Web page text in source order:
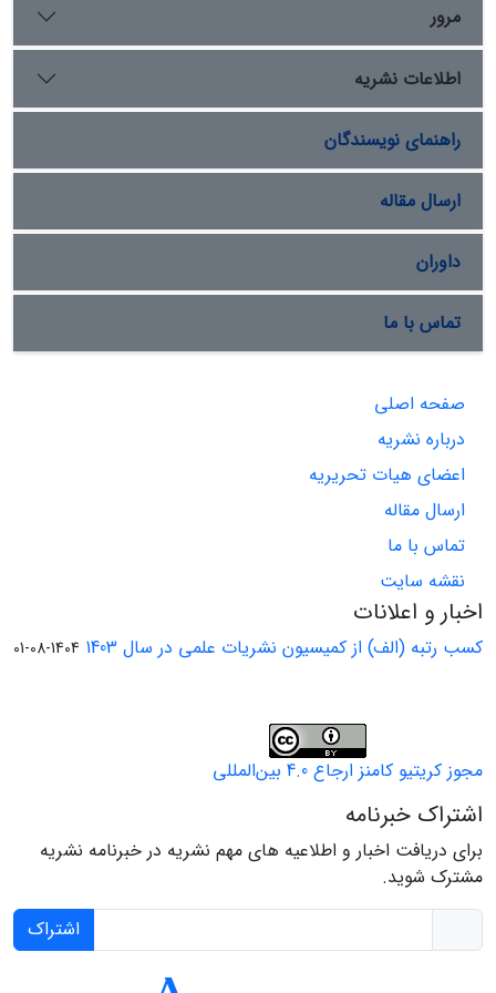
مرور
اطلاعات نشریه
راهنمای نویسندگان
ارسال مقاله
داوران
تماس با ما
صفحه اصلی
درباره نشریه
اعضای هیات تحریریه
ارسال مقاله
تماس با ما
نقشه سایت
اخبار و اعلانات
کسب رتبه (الف) از کمیسیون نشریات علمی در سال 1403 1404-08-01
مجوز کریتیو کامنز ارجاع 4.0 بین‌المللی
اشتراک خبرنامه
برای دریافت اخبار و اطلاعیه های مهم نشریه در خبرنامه نشریه
مشترک شوید.
اشتراک